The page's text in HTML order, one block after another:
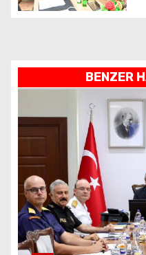
BENZER